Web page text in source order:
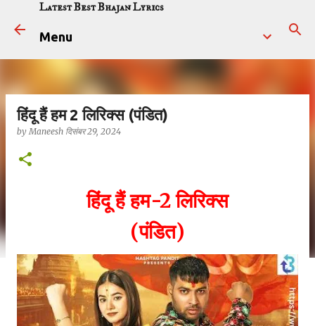
सीधे मुख्य सामग्री पर जाएं
Latest Best Bhajan Lyrics
Menu
हिंदू हैं हम 2 लिरिक्स (पंडित)
byManeesh दिसंबर 29, 2024
हिंदू हैं हम-2लिरिक्स
(पंडित)